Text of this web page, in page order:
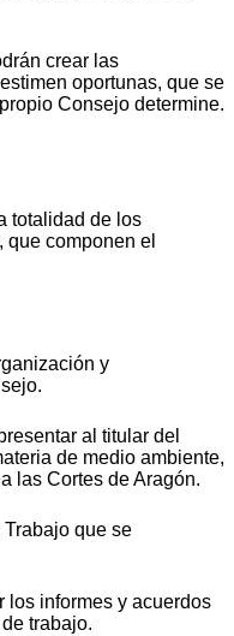
crear las
oportunas, que se
Consejo determine.
totalidad de los
que componen el
y
al titular del
de medio ambiente,
las Cortes de Aragón.
que se
los informes y acuerdos
trabajo.